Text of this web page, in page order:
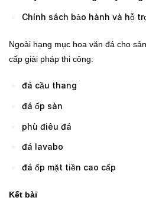
Chính sách bảo hành và hỗ
Ngoài hạng mục hoa văn đá cho
cấp giải pháp thi công:
đá cầu thang
đá ốp sàn
phù điêu đá
đá lavabo
đá ốp mặt tiền cao cấp
Kết bài